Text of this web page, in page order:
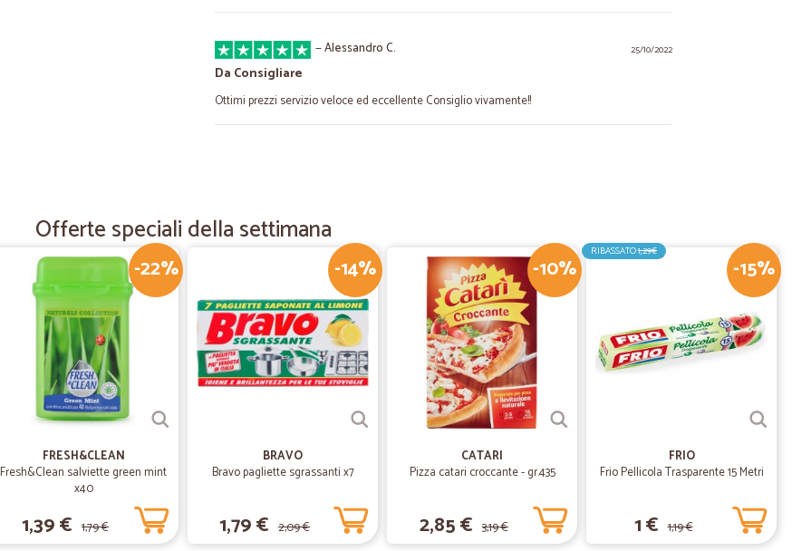
25/10/2022
—Alessandro C.
Da Consigliare
Ottimi prezzi servizio veloce ed eccellente Consiglio vivamente!!
stato eccellente in tutto!!! Sicuramente continuerò nel fare gli acquisti
Susanna S.
Spedizione puntuale
Spedizione puntuale, efficiente.
Ottimo servizio, puntualità nel recapito, ottimo l'imballaggio.
26/05/2020
Fabiola Z.
Sempre veloci e puntuali con la…
Offerte speciali della settimana
-22%
FRESH&CLEAN
Fresh&Clean salviette green mint
x40
1,39 € 1,79 €
-14%
BRAVO
Bravo pagliette sgrassanti x7
1,79 € 2,09 €
-10%
CATARI
Pizza catari croccante - gr.435
2,85 € 3,19 €
-15%
RIBASSATO1,29€
FRIO
Frio Pellicola Trasparente 15 Metri
1 € 1,19 €